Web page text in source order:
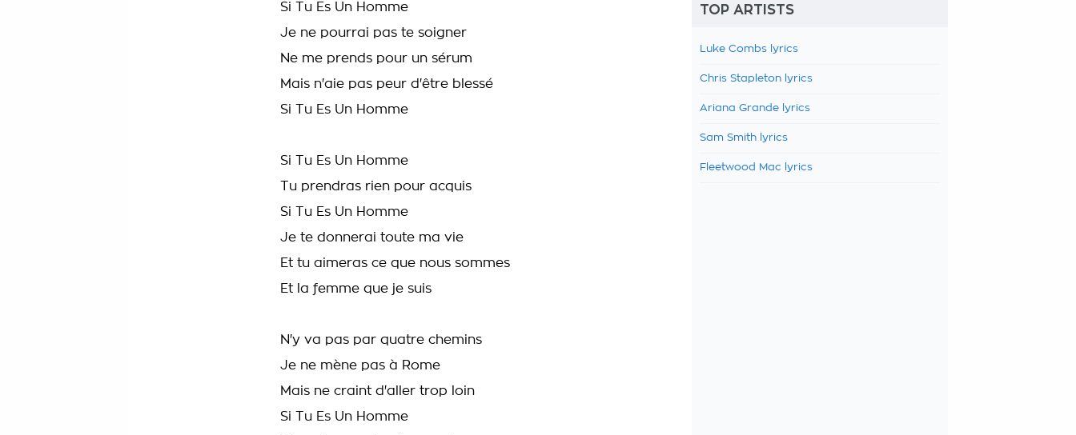
Si Tu Es Un Homme
Je ne pourrai pas te soigner
Ne me prends pour un sérum
Mais n'aie pas peur d'être blessé
Si Tu Es Un Homme
Si Tu Es Un Homme
Tu prendras rien pour acquis
Si Tu Es Un Homme
Je te donnerai toute ma vie
Et tu aimeras ce que nous sommes
Et la femme que je suis
N'y va pas par quatre chemins
Je ne mène pas à Rome
Mais ne craint d'aller trop loin
Si Tu Es Un Homme
TOP ARTISTS
Luke Combs lyrics
Chris Stapleton lyrics
Ariana Grande lyrics
Sam Smith lyrics
Fleetwood Mac lyrics